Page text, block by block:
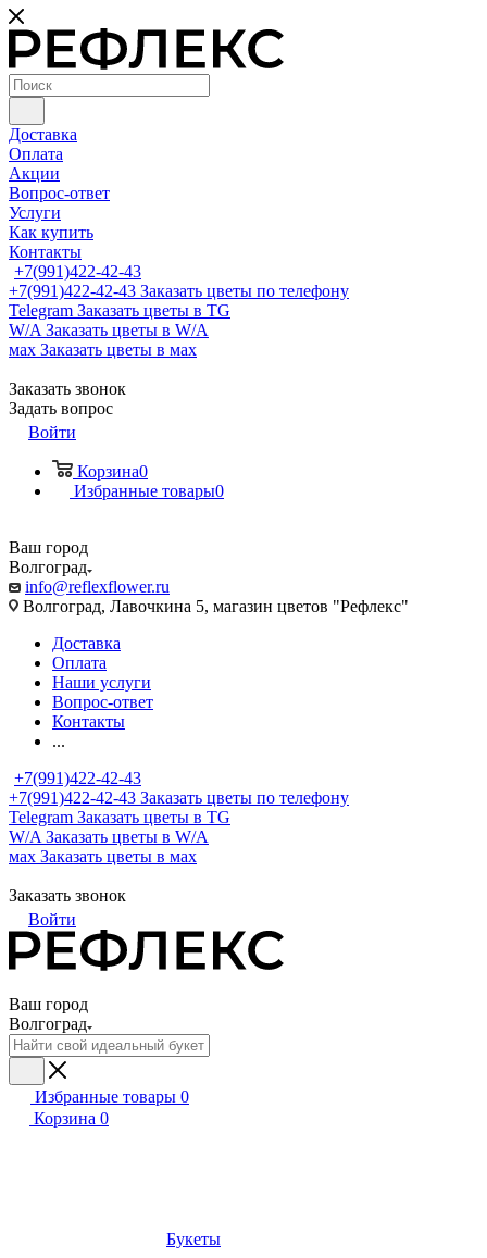
Доставка
Оплата
Акции
Вопрос-ответ
Услуги
Как купить
Контакты
+7(991)422-42-43
+7(991)422-42-43 Заказать цветы по телефону
Telegram Заказать цветы в TG
W/A Заказать цветы в W/A
мах Заказать цветы в мах
Заказать звонок
Задать вопрос
Войти
Корзина0
Избранные товары0
Ваш город
Волгоград
info@reflexflower.ru
Волгоград, Лавочкина 5, магазин цветов "Рефлекс"
Доставка
Оплата
Наши услуги
Вопрос-ответ
Контакты
...
+7(991)422-42-43
+7(991)422-42-43 Заказать цветы по телефону
Telegram Заказать цветы в TG
W/A Заказать цветы в W/A
мах Заказать цветы в мах
Заказать звонок
Войти
Ваш город
Волгоград
Избранные товары 0
Корзина 0
Букеты